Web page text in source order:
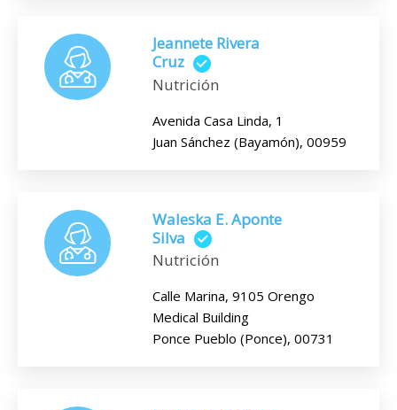
Jeannete Rivera
Cruz
Nutrición
Avenida Casa Linda, 1
Juan Sánchez (Bayamón), 00959
Waleska E. Aponte
Silva
Nutrición
Calle Marina, 9105 Orengo
Medical Building
Ponce Pueblo (Ponce), 00731